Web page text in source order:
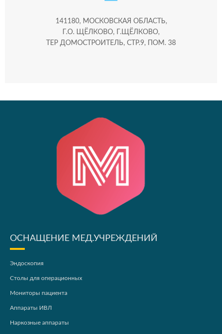
141180, МОСКОВСКАЯ ОБЛАСТЬ,
Г.О. ЩЁЛКОВО, Г.ЩЁЛКОВО,
ТЕР ДОМОСТРОИТЕЛЬ, СТР.9, ПОМ. 38
ОСНАЩЕНИЕ МЕД.УЧРЕЖДЕНИЙ
Эндоскопия
Столы для операционных
Мониторы пациента
Аппараты ИВЛ
Наркозные аппараты